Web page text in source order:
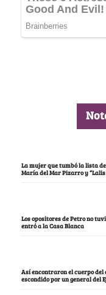
La mujer que tumbó la lista
María del Mar Pizarro y “Lalis
Los opositores de Petro no
entró a la Casa Blanca
Así encontraron el cuerpo del
escondido por un general del